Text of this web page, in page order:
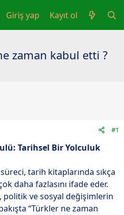
Giriş yap Kayıt ol
zaman kabul etti ?
#1
Tarihsel Bir Yolculuk
tarih kitaplarında sıkça
daha fazlasını ifade eder.
politik ve sosyal değişimlerin
“Türkler ne zaman